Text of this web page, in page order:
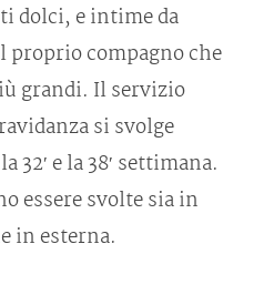
dolci, e intime da
proprio compagno che
grandi. Il servizio
si svolge
e la 38′ settimana.
essere svolte sia in
in esterna.